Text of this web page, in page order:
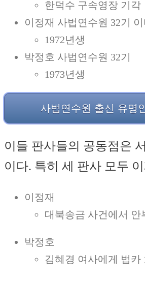
한덕수 구속영장 기각
이정재 사법연수원 32기
1972년생
박정호 사법연수원 32기
1973년생
사법연수원 출신 유명
이들 판사들의 공동점은
이다. 특히 세 판사 모두
이정재
대북송금 사건에서 안
박정호
김혜경 여사에게 법카